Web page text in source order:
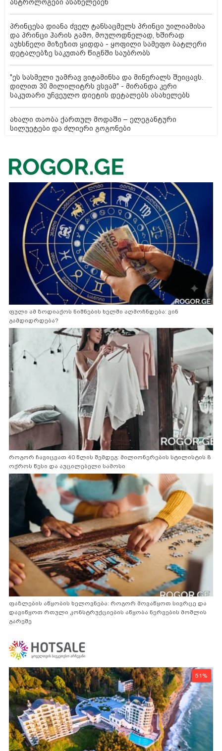
ასტროლოგები ასახელებენ
პრინცესა დიანა ძველ ტანსაცმელს პრინცი უილიამისა
და პრინცი ჰარის გამო, მოულოდნელად, ხშირად
აუხსნელი მიზეზით ყიდდა - ყოფილი სამეფო ბატლერი
დეტალებზე საკუთარ წიგნში საუბრობს
"ეს სასმელი უამრავ ვიტამინსა და მინერალს შეიცავს.
დილით 30 მილილიტრს ვსვამ" - მირანდა კერი
საკუთარი უჩვეულო დიეტის დეტალებს ასახელებს
ახალი თაობა ქართულ მოდაში – ელეგანტური
სილუეტები და ძლიერი გოგონები
ფული ამ ზოდიაქოს ნიშნების ხელში აღმოჩნდება: ვინ
გამდიდრდება?
როგორ ჩავიცვათ 40 წლის შემდეგ: მილიონერების სტილისტის 8
ოქროს წესი და აუცილებელი სამოსი
ფაზლების აწყობის ხელოვნება: როგორ მოვაწყოთ სივრცე და
დავიწყოთ რთული კონსტრუქციების აწყობა ნერვების მოშლის
გარეშე
51%